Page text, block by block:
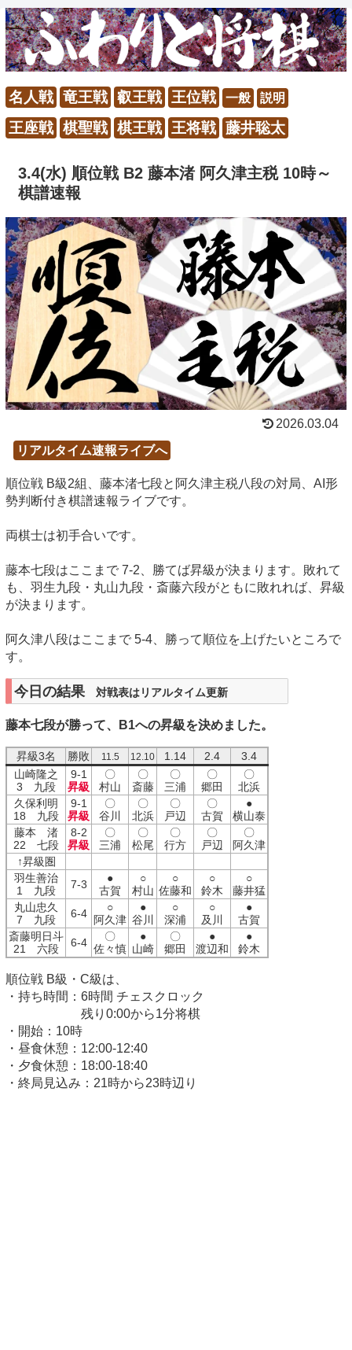
名人戦 竜王戦 叡王戦 王位戦 一般 説明
王座戦 棋聖戦 棋王戦 王将戦 藤井聡太
3.4(水) 順位戦 B2 藤本渚 阿久津主税 10時～
棋譜速報
2026.03.04
リアルタイム速報ライブへ
順位戦 B級2組、藤本渚七段と阿久津主税八段の対局、AI形
勢判断付き棋譜速報ライブです。
両棋士は初手合いです。
藤本七段はここまで 7-2、勝てば昇級が決まります。敗れて
も、羽生九段・丸山九段・斎藤六段がともに敗れれば、昇級
が決まります。
阿久津八段はここまで 5-4、勝って順位を上げたいところで
す。
今日の結果 対戦表はリアルタイム更新
藤本七段が勝って、B1への昇級を決めました。
昇級3名 勝敗 11.5 12.10 1.14 2.4
3.4
山崎隆之
3 九段
9-1
昇級
〇
村山
〇
斎藤
〇
三浦
〇
郷田
〇
北浜
久保利明
18 九段
9-1
昇級
〇
谷川
〇
北浜
〇
戸辺
〇
古賀
●
横山泰
藤本 渚
22 七段
8-2
昇級
〇
三浦
〇
松尾
〇
行方
〇
戸辺
〇
阿久津
↑昇級圏
羽生善治
1 九段
7-3
●
古賀
○
村山
○
佐藤和
○
鈴木
○
藤井猛
丸山忠久
7 九段
6-4
○
阿久津
●
谷川
○
深浦
○
及川
●
古賀
斎藤明日斗
21 六段
6-4
〇
佐々慎
●
山崎
〇
郷田
●
渡辺和
●
鈴木
順位戦 B級・C級は、
・持ち時間：6時間 チェスクロック
残り0:00から1分将棋
・開始：10時
・昼食休憩：12:00-12:40
・夕食休憩：18:00-18:40
・終局見込み：21時から23時辺り